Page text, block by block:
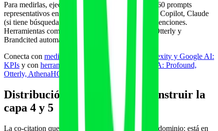
Para medirlas, ejecuta semanalmente un set de 30-60 prompts
representativos en ChatGPT, Perplexity, AI Mode, Copilot, Claude
(si tiene búsqueda activa) y registra fuentes y co-menciones.
Herramientas como Profound, AthenaHQ, Peec, Otterly y
Brandcited automatizan parte del trabajo.
Conecta con medir menciones en ChatGPT, Perplexity y Google AI:
KPIs y con herramientas de visibilidad de marca IA: Profound,
Otterly, AthenaHQ, Peec
Distribución externa: dónde construir la
capa 4 y 5
La co-citation que más pesa en 2026 no está en tu dominio: está en